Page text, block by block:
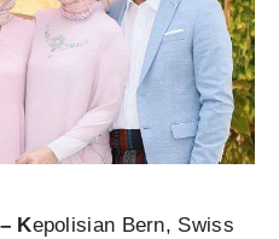
Kepolisian Bern, Swiss